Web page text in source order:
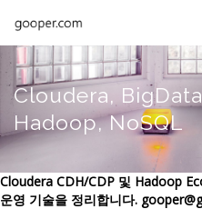
Cloudera,
Hadoop, NoSQL
Cloudera CDH/CDP 및 Hadoop
운영 기술을 정리합니다.